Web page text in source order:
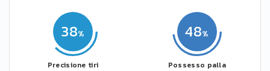
38
Precisione tiri
48
Possesso palla